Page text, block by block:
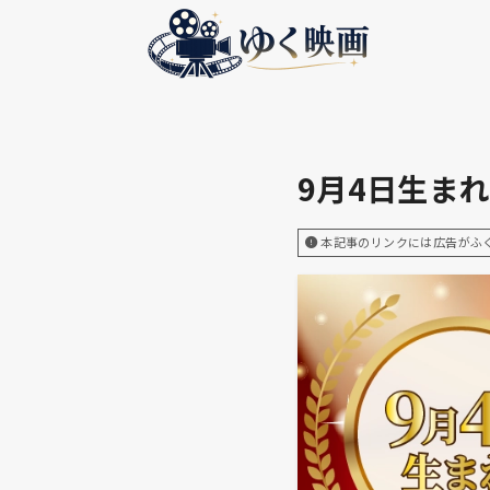
9月4日生ま
本記事のリンクには広告がふ